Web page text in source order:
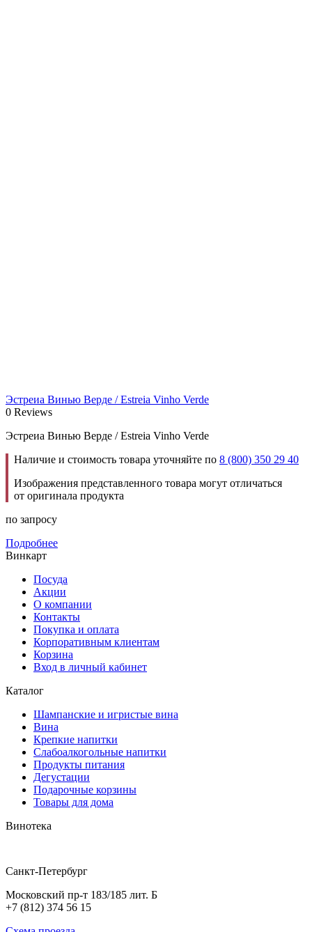
Эстреиа Винью Верде / Estreia Vinho Verde
0 Reviews
Эстреиа Винью Верде / Estreia Vinho Verde
Наличие и стоимость товара уточняйте по 8 (800) 350 29 40
Изображения представленного товара могут отличаться
от оригинала продукта
по запросу
Подробнее
Винкарт
Посуда
Акции
О компании
Контакты
Покупка и оплата
Корпоративным клиентам
Корзина
Вход в личный кабинет
Каталог
Шампанские и игристые вина
Вина
Крепкие напитки
Слабоалкогольные напитки
Продукты питания
Дегустации
Подарочные корзины
Товары для дома
Винотека
Санкт-Петербург
Московский пр-т 183/185 лит. Б
+7 (812) 374 56 15